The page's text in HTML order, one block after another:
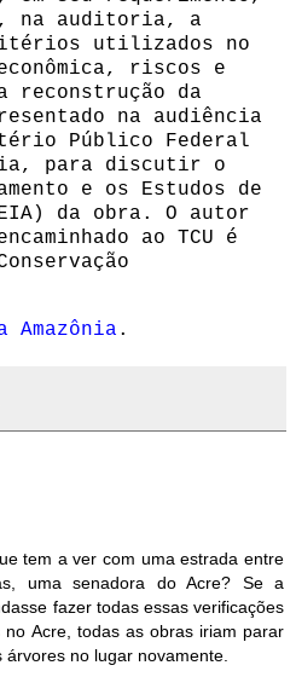
na auditoria, a
utilizados no
riscos e
reconstrução da
na audiência
Público Federal
para discutir o
e os Estudos de
da obra. O autor
ao TCU é
Amazônia .
tem a ver com uma estrada entre
uma senadora do Acre? Se a
fazer todas essas verificações
Acre, todas as obras iriam parar
no lugar novamente.